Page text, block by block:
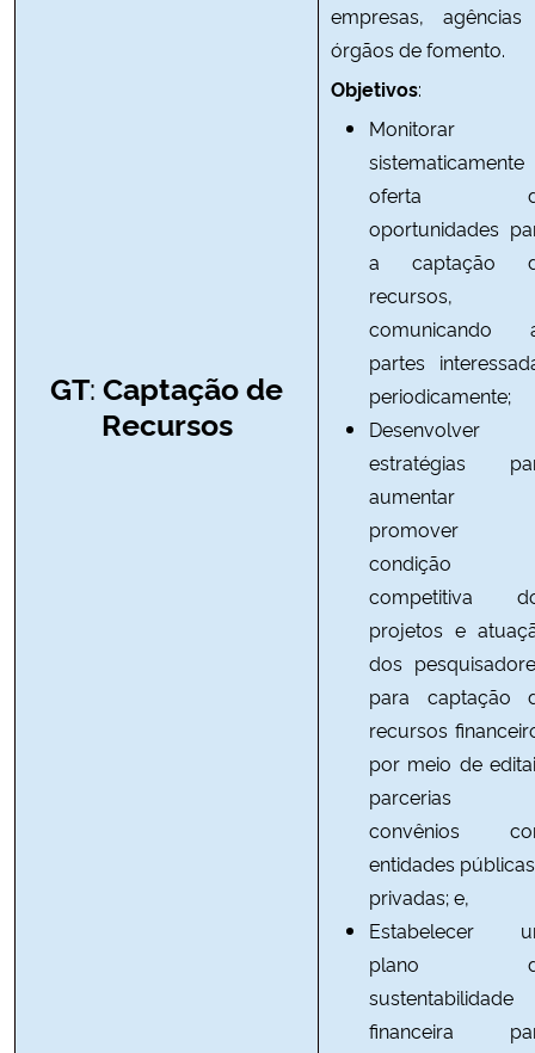
GT: Captação de
Recursos
empresas,
órgãos de fomento.
Objetivos:
Monitorar
oferta
oportunidades
a captação
recursos,
comunicando
partes
periodicamente;
Desenvolver
estratégias
aumentar
promover
condição
competitiva
projetos e
dos
para captação
recursos
por meio de
parcerias
convênios
entidades
privadas; e,
Estabelecer
plano
sustentabilidade
financeira